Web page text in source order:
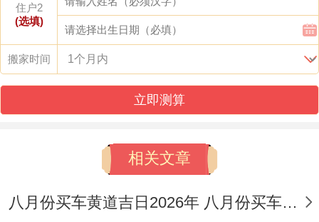
冲煞:冲牛煞西
适合人群：此日适宜事项好广泛,尤其适合需
要在同时处理安装固定设备、入宅跟进行决
定性家庭仪式的家庭...
:此日天德黄道。虽位黑道日，但吉神
相助、且「定日」有稳定、确定的意象，寓
意入住后生活安稳顺遂！属牛的朋友需不相
住户2
(选填)
搬家时间
立即测算
相关文章
八月份买车黄道吉日2026年 八月份买车的黄道吉日是几号